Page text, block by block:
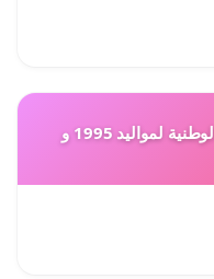
استصدار إعفاء من إلتزامات الخدمة الوطنية لمواليد 1995 و